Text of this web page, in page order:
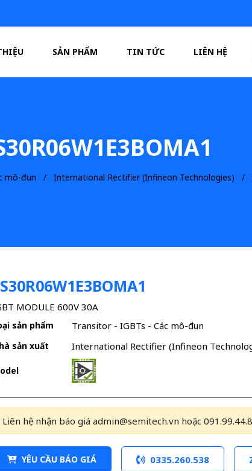
SẢN PHẨM TIN TỨC LIÊN HỆ
mô-đun International Rectifier (Infineon Technologies)
MODULE 600V 30A
sản phẩm Transitor - IGBTs - Các mô-đun
sản xuất International Rectifier (Infineon
Liên hệ nhận báo giá admin@semitech.vn hoặc
YÊU CẦU BÁO GIÁ 0335.260.538